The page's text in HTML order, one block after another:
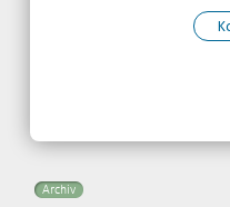
Archiv